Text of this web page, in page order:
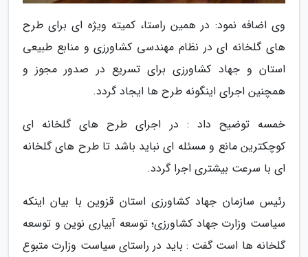
وی اضافه نمود: در همین راستا، کمیته ویژه ای برای طرح
های گلخانه ای در نظام مهندسی کشاورزی و منابع طبیعی
استان و جهاد کشاورزی برای تسریع در صدور مجوز و
همچنین اجرای اینگونه طرح ها ایجاد گردد.
خمسه توضیح داد : در اجرای طرح های گلخانه ای
کوچکترین مانع و مسئله ای نباید باشد تا طرح های گلخانه
ای با سرعت بیشتری اجرا گردد.
رئیس سازمان جهاد کشاورزی استان قزوین با بیان اینکه
سیاست وزارت جهاد کشاورزی؛ توسعه آبیاری نوین و توسعه
گلخانه ها است گفت : باید در راستای سیاست وزارت متبوع